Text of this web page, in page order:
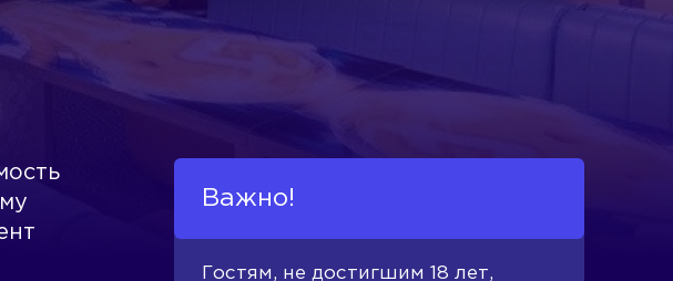
Важно!
Гостям, не достигшим 18 лет,